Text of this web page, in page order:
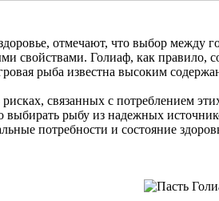
отмечают, что выбор
свойствами. Голиаф, как правило,
рыба известна высоким
связанных с потреблением
рыбу из надежных
потребности и состояние